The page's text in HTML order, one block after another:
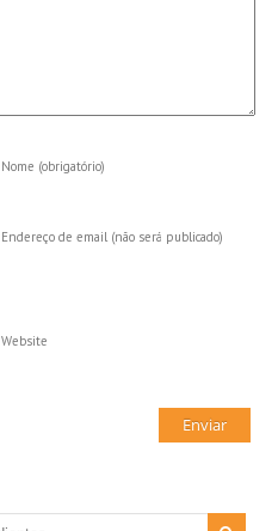
Nome (obrigatório)
Endereço de email (não será publicado)
Website